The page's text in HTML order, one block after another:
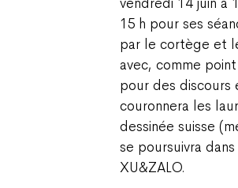
15 h pour ses
par le cortège et
avec, comme
pour des discours
couronnera les
dessinée suisse
se poursuivra
XU&ZALO.